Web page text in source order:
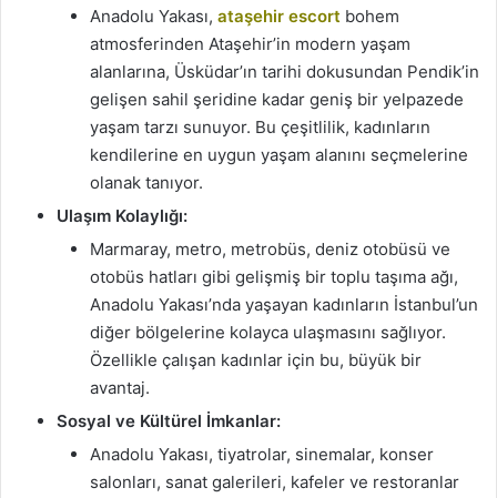
Anadolu Yakası, ataşehir escort bohem
atmosferinden Ataşehir’in modern yaşam
alanlarına, Üsküdar’ın tarihi dokusundan Pendik’in
gelişen sahil şeridine kadar geniş bir yelpazede
yaşam tarzı sunuyor. Bu çeşitlilik, kadınların
kendilerine en uygun yaşam alanını seçmelerine
olanak tanıyor.
Ulaşım Kolaylığı:
Marmaray, metro, metrobüs, deniz otobüsü ve
otobüs hatları gibi gelişmiş bir toplu taşıma ağı,
Anadolu Yakası’nda yaşayan kadınların İstanbul’un
diğer bölgelerine kolayca ulaşmasını sağlıyor.
Özellikle çalışan kadınlar için bu, büyük bir
avantaj.
Sosyal ve Kültürel İmkanlar:
Anadolu Yakası, tiyatrolar, sinemalar, konser
salonları, sanat galerileri, kafeler ve restoranlar